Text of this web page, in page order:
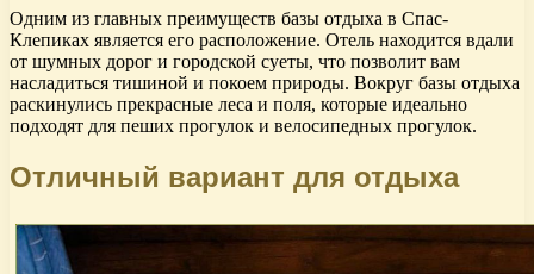
Одним из главных преимуществ базы отдыха в Спас-
Клепиках является его расположение. Отель находится вдали
от шумных дорог и городской суеты, что позволит вам
насладиться тишиной и покоем природы. Вокруг базы отдыха
раскинулись прекрасные леса и поля, которые идеально
подходят для пеших прогулок и велосипедных прогулок.
Отличный вариант для отдыха